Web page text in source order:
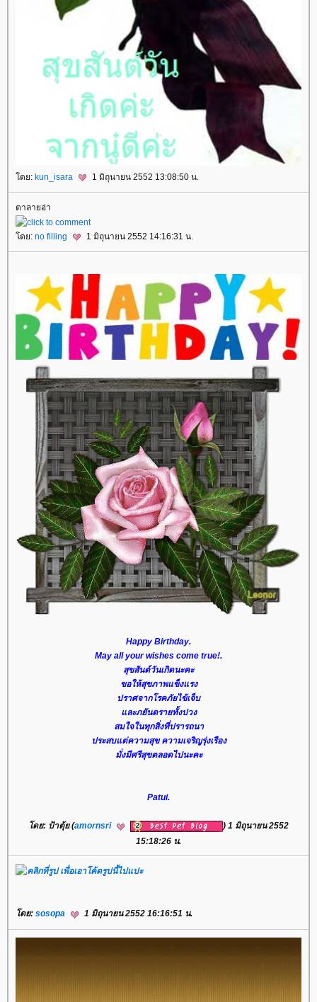
โดย: kun_isara 1 มิถุนายน 2552 13:08:50 น.
ตาลายอ่า
โดย: no filling 1 มิถุนายน 2552 14:16:31 น.
Happy Birthday.
May all your wishes come true!.
สุขสันต์วันเกิดนะคะ
ขอให้สุขภาพแข็งแรง
ปราศจากโรคภัยไข้เจ็บ
และภยันตรายทั้งปวง
สมใจในทุกสิ่งที่ปรารถนา
ประสบแต่ความสุข ความเจริญรุ่งเรือง
มั่งมีศรีสุขตลอดไปนะคะ
Patui.
โดย: ป้าตุ้ย (amornsri
) 1 มิถุนายน 2552
15:18:26 น.
โดย: sosopa 1 มิถุนายน 2552 16:16:51 น.